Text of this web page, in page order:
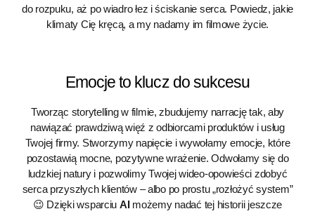
do rozpuku, aż po wiadro łez i ściskanie serca. Powiedz, jakie
klimaty Cię kręcą, a my nadamy im filmowe życie.
Emocje to klucz do sukcesu
Tworząc storytelling w filmie, zbudujemy narrację tak, aby
nawiązać prawdziwą więź z odbiorcami produktów i usług
Twojej firmy. Stworzymy napięcie i wywołamy emocje, które
pozostawią mocne, pozytywne wrażenie. Odwołamy się do
ludzkiej natury i pozwolimy Twojej wideo-opowieści zdobyć
serca przyszłych klientów – albo po prostu „rozłożyć system”
😉 Dzięki wsparciu AImożemy nadać tej historii jeszcze